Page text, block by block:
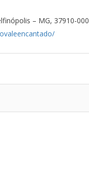
– MG, 37910-000